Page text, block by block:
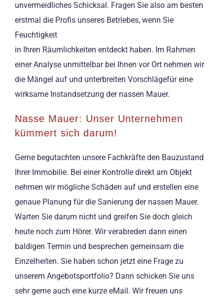
unvermeidliches Schicksal. Fragen Sie also am besten
erstmal die Profis unseres Betriebes, wenn Sie
Feuchtigkeit
in Ihren Räumlichkeiten entdeckt haben. Im Rahmen
einer Analyse unmittelbar bei Ihnen vor Ort nehmen wir
die Mängel auf und unterbreiten Vorschlägefür eine
wirksame Instandsetzung der nassen Mauer.
Nasse Mauer: Unser Unternehmen
kümmert sich darum!
Gerne begutachten unsere Fachkräfte den Bauzustand
Ihrer Immobilie. Bei einer Kontrolle direkt am Objekt
nehmen wir mögliche Schäden auf und erstellen eine
genaue Planung für die Sanierung der nassen Mauer.
Warten Sie darum nicht und greifen Sie doch gleich
heute noch zum Hörer. Wir verabreden dann einen
baldigen Termin und besprechen gemeinsam die
Einzelheiten. Sie haben schon jetzt eine Frage zu
unserem Angebotsportfolio? Dann schicken Sie uns
sehr gerne auch eine kurze eMail. Wir freuen uns